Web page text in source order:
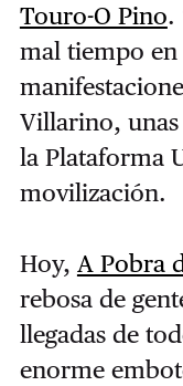
Touro-O Pino.
mal tiempo en
Villarino, unas
la Plataforma
movilización.
Hoy, A Pobra
rebosa de
llegadas de
enorme